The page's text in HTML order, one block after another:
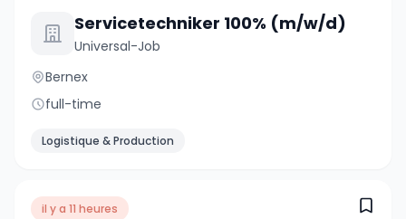
Servicetechniker 100% (m/w/d)
Universal-Job
Bernex
full-time
Logistique & Production
il y a 11 heures